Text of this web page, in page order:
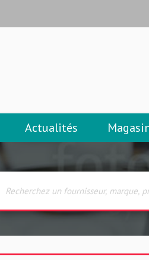
Actualités